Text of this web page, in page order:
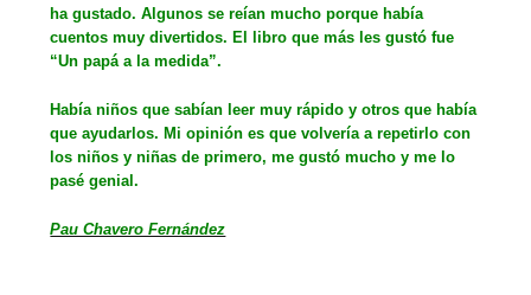
ha gustado. Algunos se reían mucho porque había
cuentos muy divertidos. El libro que más les gustó fue
“Un papá a la medida”.
Había niños que sabían leer muy rápido y otros que había
que ayudarlos. Mi opinión es que volvería a repetirlo con
los niños y niñas de primero, me gustó mucho y me lo
pasé genial.
Pau Chavero Fernández